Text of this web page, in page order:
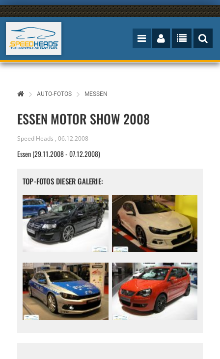
AUTO-FOTOS MESSEN
ESSEN MOTOR SHOW 2008
Speed Heads , 06.12.2008
Essen (29.11.2008 - 07.12.2008)
TOP-FOTOS DIESER GALERIE: